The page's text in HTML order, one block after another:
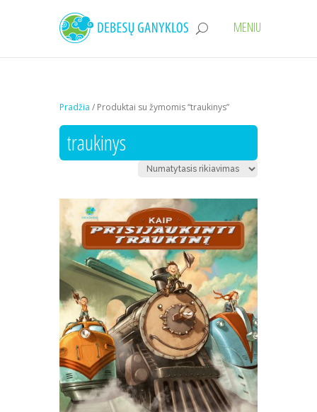
Pradžia / Produktai su žymomis “traukinys”
traukinys